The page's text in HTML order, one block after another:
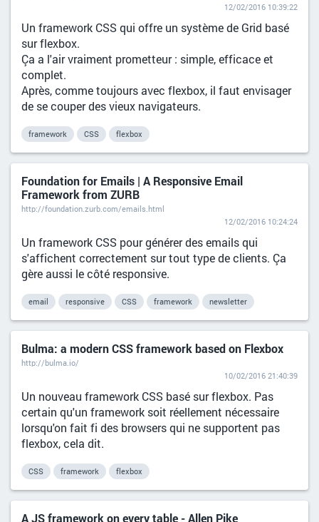
12/02/2016 10:39:22
Un framework CSS qui offre un système de Grid basé
sur flexbox.
Ça a l'air vraiment prometteur : simple, efficace et
complet.
Après, comme toujours avec flexbox, il faut envisager
de se couper des vieux navigateurs.
framework CSS flexbox
Foundation for Emails | A Responsive Email
Framework from ZURB
http://foundation.zurb.com/emails.html
12/02/2016 10:24:24
Un framework CSS pour générer des emails qui
s'affichent correctement sur tout type de clients. Ça
gère aussi le côté responsive.
email responsive CSS framework newsletter
Bulma: a modern CSS framework based on Flexbox
http://bulma.io/
10/02/2016 21:40:39
Un nouveau framework CSS basé sur flexbox. Pas
certain qu'un framework soit réellement nécessaire
lorsqu'on fait fi des browsers qui ne supportent pas
flexbox, cela dit.
CSS framework flexbox
A JS framework on every table - Allen Pike